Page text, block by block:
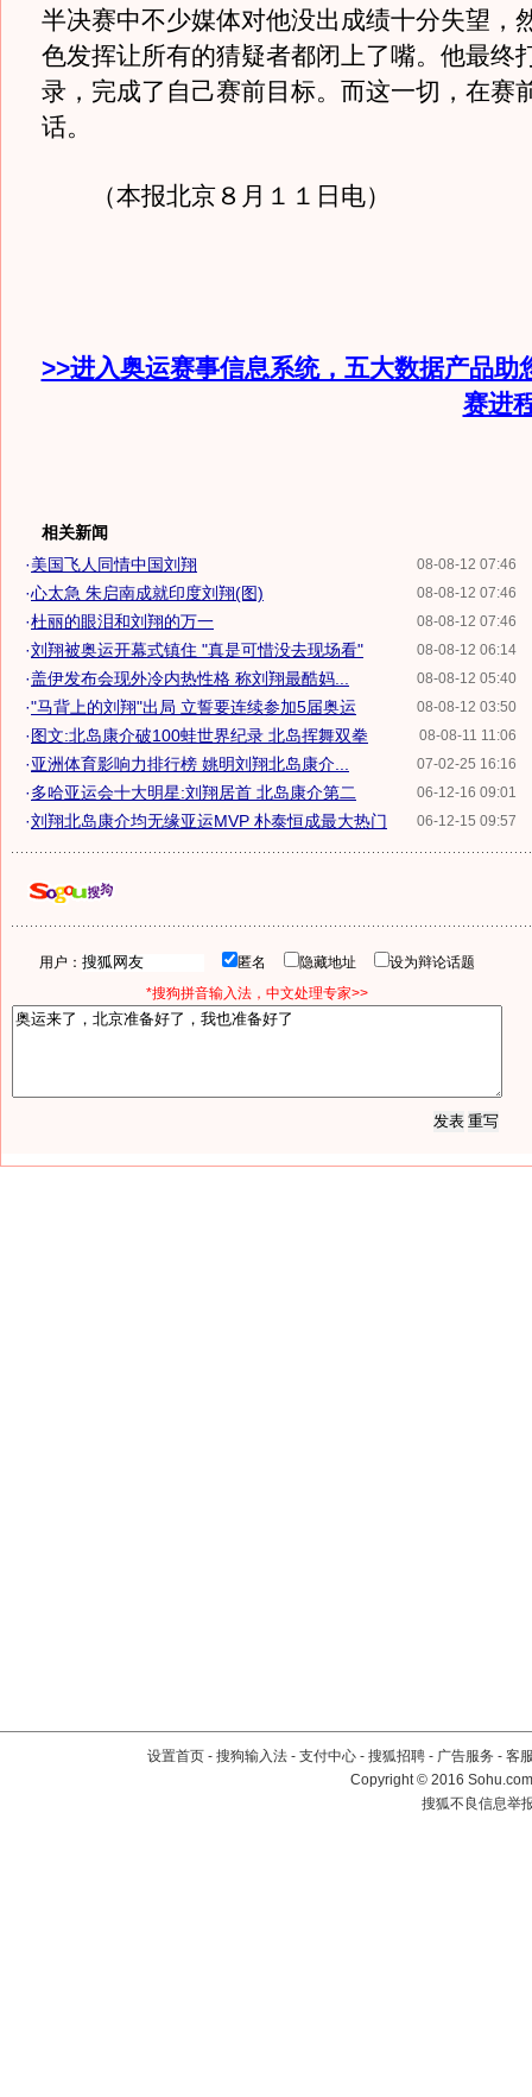
半决赛中不少媒体对他没出成绩十分失望，
色发挥让所有的猜疑者都闭上了嘴。他最终
录，完成了自己赛前目标。而这一切，在赛
话。
（本报北京８月１１日电）
>>进入奥运赛事信息系统，五大数据产品助
赛进
相关新闻
08-08-12 07:46
·美国飞人同情中国刘翔
08-08-12 07:46
·心太急 朱启南成就印度刘翔(图)
08-08-12 07:46
·杜丽的眼泪和刘翔的万一
08-08-12 06:14
·刘翔被奥运开幕式镇住 "真是可惜没去现场看"
08-08-12 05:40
·盖伊发布会现外冷内热性格 称刘翔最酷妈...
08-08-12 03:50
·"马背上的刘翔"出局 立誓要连续参加5届奥运
08-08-11 11:06
·图文:北岛康介破100蛙世界纪录 北岛挥舞双拳
07-02-25 16:16
·亚洲体育影响力排行榜 姚明刘翔北岛康介...
06-12-16 09:01
·多哈亚运会十大明星:刘翔居首 北岛康介第二
06-12-15 09:57
·刘翔北岛康介均无缘亚运MVP 朴泰恒成最大热门
用户： 匿名 隐藏地址
设为辩论话题
*搜狗拼音输入法，中文处理专家>>
设置首页 - 搜狗输入法 - 支付中心 - 搜狐招聘 - 广告服务 - 客
Copyright©2016
搜狐不良信息举